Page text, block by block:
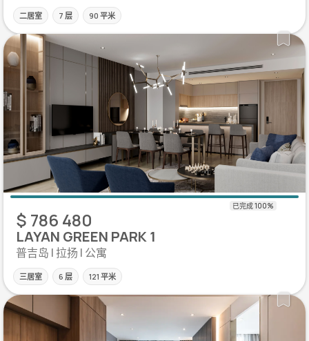
二居室 7 层 90 平米
$ 786 480
LAYAN GREEN PARK 1
普吉岛 | 拉扬 | 公寓
三居室 6 层 121 平米